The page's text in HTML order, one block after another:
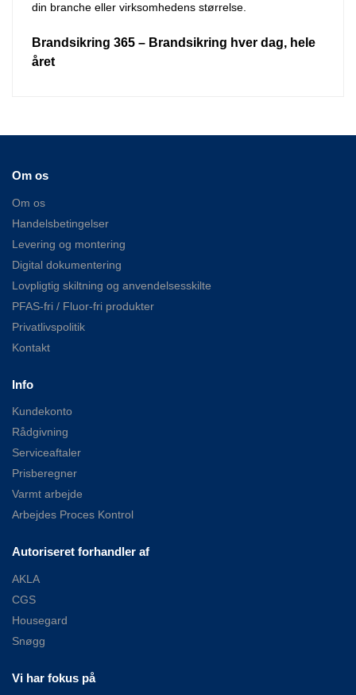
din branche eller virksomhedens størrelse.
Brandsikring 365 – Brandsikring hver dag, hele
året
Om os
Om os
Handelsbetingelser
Levering og montering
Digital dokumentering
Lovpligtig skiltning og anvendelsesskilte
PFAS-fri / Fluor-fri produkter
Privatlivspolitik
Kontakt
Info
Kundekonto
Rådgivning
Serviceaftaler
Prisberegner
Varmt arbejde
Arbejdes Proces Kontrol
Autoriseret forhandler af
AKLA
CGS
Housegard
Snøgg
Vi har fokus på